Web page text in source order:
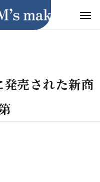
発売された新商